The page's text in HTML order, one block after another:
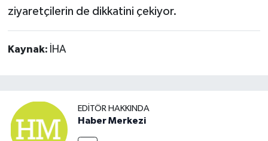
ziyaretçilerin de dikkatini çekiyor.
Kaynak: İHA
EDITÖR HAKKINDA
Haber Merkezi